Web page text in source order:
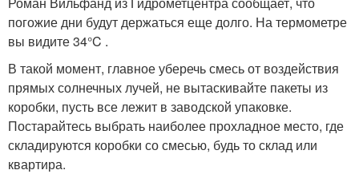
погожие дни будут держаться еще долго. На термометре
вы видите 34°C .
В такой момент, главное уберечь смесь от воздействия
прямых солнечных лучей, не вытаскивайте пакеты из
коробки, пусть все лежит в заводской упаковке.
Постарайтесь выбрать наиболее прохладное место, где
складируются коробки со смесью, будь то склад или
квартира.